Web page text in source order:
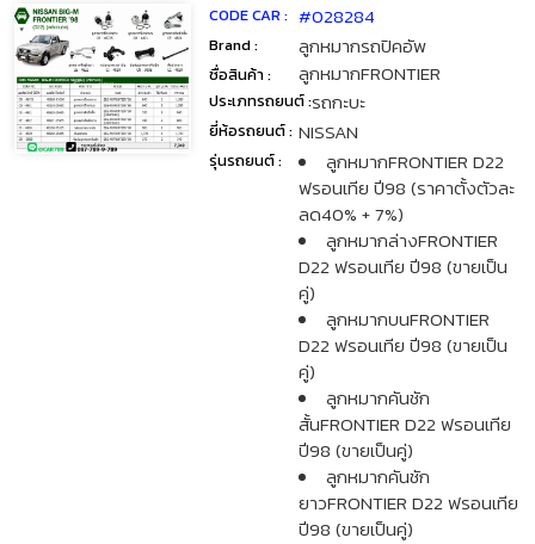
CODE CAR : #028284
Brand : ลูกหมากรถปิคอัพ
ชื่อสินค้า : ลูกหมากFRONTIER
ประเภทรถยนต์ :รถกะบะ
ยี่ห้อรถยนต์ : NISSAN
รุ่นรถยนต์ :
ลูกหมากFRONTIER D22
ฟรอนเทีย ปี98 (ราคาตั้งตัวละ
ลด40% + 7%)
ลูกหมากล่างFRONTIER
D22 ฟรอนเทีย ปี98 (ขายเป็น
คู่)
ลูกหมากบนFRONTIER
D22 ฟรอนเทีย ปี98 (ขายเป็น
คู่)
ลูกหมากคันชัก
สั้นFRONTIER D22 ฟรอนเทีย
ปี98 (ขายเป็นคู่)
ลูกหมากคันชัก
ยาวFRONTIER D22 ฟรอนเทีย
ปี98 (ขายเป็นคู่)